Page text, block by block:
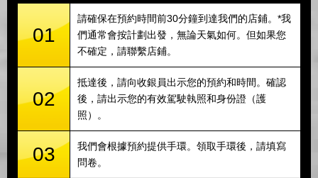
01
請確保在預約時間前30分鐘到達我們的店鋪。*我
們通常會按計劃出發，無論天氣如何。但如果您
不確定，請聯繫店鋪。
02
抵達後，請向收銀員出示您的預約和時間。確認
後，請出示您的有效駕駛執照和身份證（護
照）。
03
我們會根據預約提供手環。領取手環後，請填寫
問卷。